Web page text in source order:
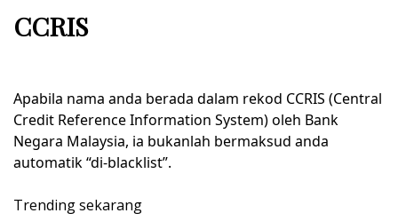
CCRIS
Apabila nama anda berada dalam rekod CCRIS (Central
Credit Reference Information System) oleh Bank
Negara Malaysia, ia bukanlah bermaksud anda
automatik “di-blacklist”.
Trending sekarang